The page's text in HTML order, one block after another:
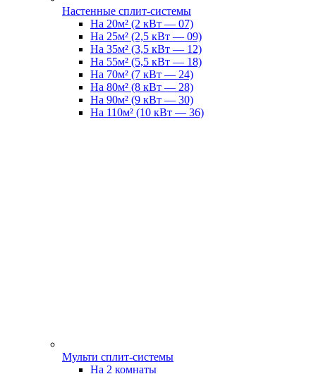
Настенные сплит-системы
На 20м² (2 кВт — 07)
На 25м² (2,5 кВт — 09)
На 35м² (3,5 кВт — 12)
На 55м² (5,5 кВт — 18)
На 70м² (7 кВт — 24)
На 80м² (8 кВт — 28)
На 90м² (9 кВт — 30)
На 110м² (10 кВт — 36)
Мульти сплит-системы
На 2 комнаты